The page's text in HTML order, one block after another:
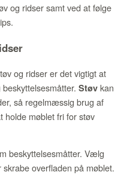
og ridser samt ved at følge
og ridser er det vigtigt at
Støv kan
så regelmæssig brug af
holde møblet fri for støv
beskyttelsesmåtter. Vælg
overfladen på møblet.